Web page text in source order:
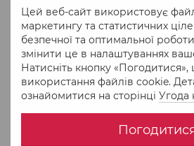
Цей веб-сайт використовує
маркетингу та статистичних
безпечної та оптимальної
змінити це в налаштуваннях
Натисніть кнопку
використання файлів cookie.
ознайомитися на сторінці Угода
До обраного